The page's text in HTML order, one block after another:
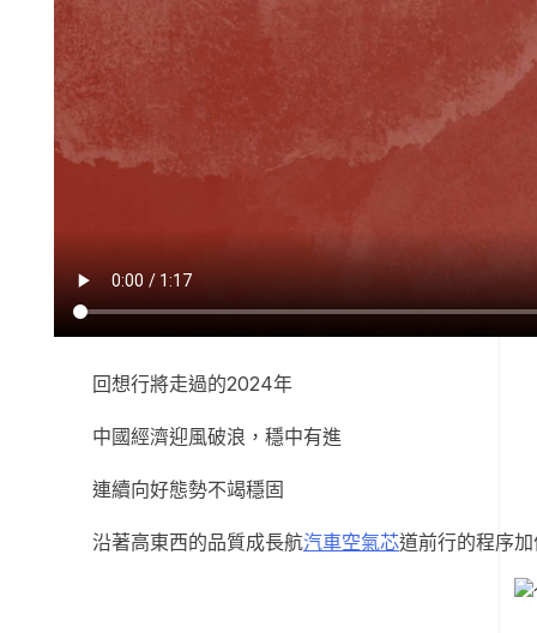
回想行將走過的2024年
中國經濟迎風破浪，穩中有進
連續向好態勢不竭穩固
沿著高東西的品質成長航汽車空氣芯道前行的程序